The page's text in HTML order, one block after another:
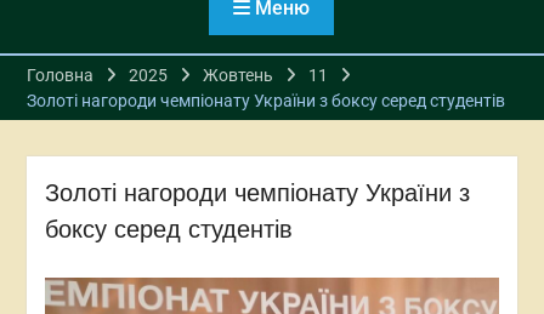
Меню
Головна 2025 Жовтень
11
Золоті нагороди чемпіонату України з боксу серед студентів
Золоті нагороди чемпіонату України з
боксу серед студентів